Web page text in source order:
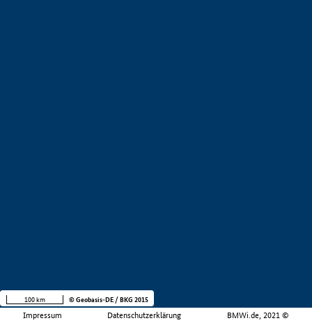
Impressum Datenschutzerklärung BMWi.de, 2021 ©
100 km © Geobasis-DE / BKG 2015